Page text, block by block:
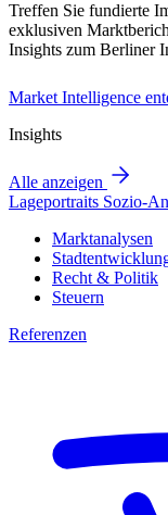
Treffen Sie fundierte
exklusiven
Insights zum Berliner
Market Intelligence
Insights
Alle anzeigen
Lageportraits Sozio-
Marktanalysen
Recht & Politik
Steuern
Referenzen